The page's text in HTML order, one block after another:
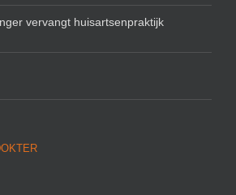
vervangt huisartsenpraktijk